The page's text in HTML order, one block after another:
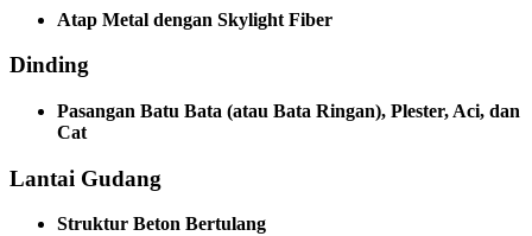
Atap Metal dengan Skylight Fiber
Dinding
Pasangan Batu Bata (atau Bata Ringan), Plester, Aci, dan
Cat
Lantai Gudang
Struktur Beton Bertulang